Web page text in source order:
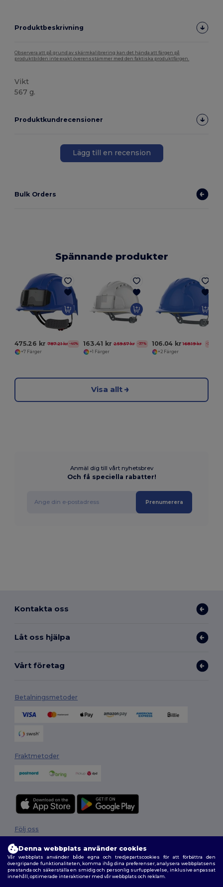
Produktbeskrivning
Observera att på grund av skärmkalibrering kan det hända att färgen på
produktbilden inte exakt överensstämmer med den faktiska produktfärgen.
Vikt
567 g.
Produktkundrecensioner
Lägg till en recension
Bulk Orders
Spännande produkter
475.26 kr 787.21 kr -40%
+7 Färger
163.41 kr 259.57 kr -37%
+1 Färger
106.04 kr 168.19 kr -37%
+2 Färger
Visa allt
Anmäl dig till vårt nyhetsbrev
Och få speciella rabatter!
Prenumerera
Kontakta oss
Låt oss hjälpa
Vårt företag
Betalningsmetoder
Fraktmetoder
2026. Alla rättigheter förbehållna
Allmänna Villkor|Anpassad policy|Integritetspolicy|Policy för cookies
Följ oss
Denna webbplats använder cookies
Vår webbplats använder både egna och tredjepartscookies för att förbättra den
övergripande funktionaliteten, komma ihåg dina preferenser, analysera webbplatsens
prestanda och säkerställa en smidig och personlig surfupplevelse, inklusive anpassat
innehåll, optimerade interaktioner med vår webbplats och reklam.